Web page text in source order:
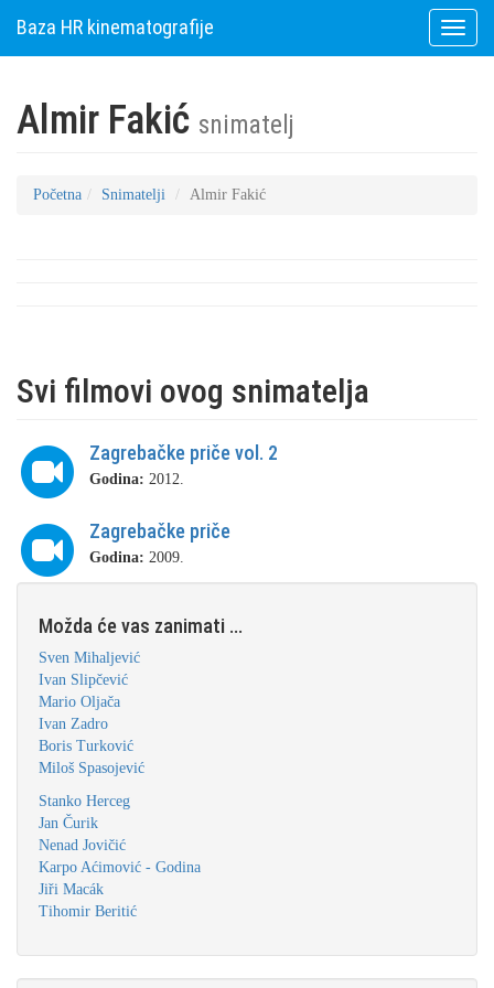
Toggle
Baza HR kinematografije
Almir Fakić snimatelj
Početna Snimatelji Almir Fakić
Svi filmovi ovog snimatelja
Zagrebačke priče vol. 2
Godina: 2012.
Zagrebačke priče
Godina: 2009.
Možda će vas zanimati ...
Sven Mihaljević
Ivan Slipčević
Mario Oljača
Ivan Zadro
Boris Turković
Miloš Spasojević
Stanko Herceg
Jan Čurik
Nenad Jovičić
Karpo Aćimović - Godina
Jiři Macák
Tihomir Beritić